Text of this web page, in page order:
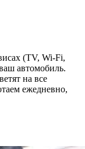
(TV, Wi-Fi,
автомобиль.
на все
ежедневно,